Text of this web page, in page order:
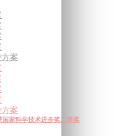
案
案
家科学技术进步奖二等奖